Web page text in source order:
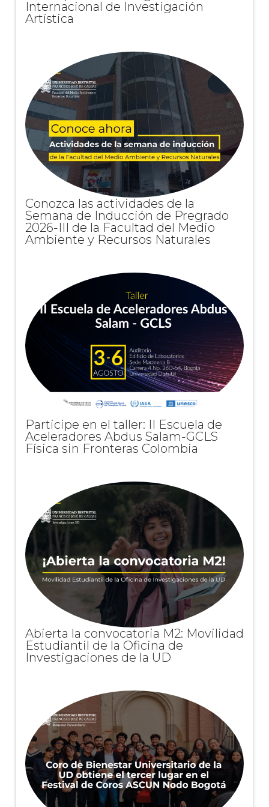
Internacional de Investigación
Artística
Conozca las actividades de la
Semana de Inducción de Pregrado
2026-III de la Facultad del Medio
Ambiente y Recursos Naturales
Participe en el taller: II Escuela de
Aceleradores Abdus Salam-GCLS
Física sin Fronteras Colombia
Abierta la convocatoria M2: Movilidad
Estudiantil de la Oficina de
Investigaciones de la UD